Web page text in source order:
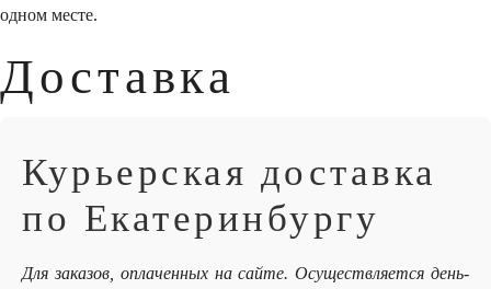
одном месте.
Доставка
Курьерская доставка
по Екатеринбургу
Для заказов, оплаченных на сайте. Осуществляется день-